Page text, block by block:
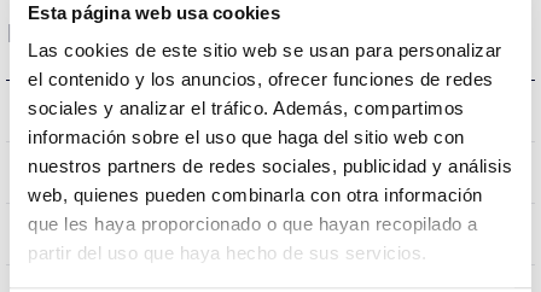
Esta página web usa cookies
Las cookies de este sitio web se usan para personalizar
el contenido y los anuncios, ofrecer funciones de redes
sociales y analizar el tráfico. Además, compartimos
información sobre el uso que haga del sitio web con
nuestros partners de redes sociales, publicidad y análisis
web, quienes pueden combinarla con otra información
que les haya proporcionado o que hayan recopilado a
partir del uso que haya hecho de sus servicios.
Données optiques
Température de coleur 3000K
CRI Indice de rendu des couleurs 90
Angle d’ouverture 36